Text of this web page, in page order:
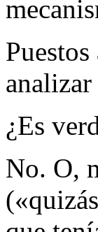
¿Es
No. O,